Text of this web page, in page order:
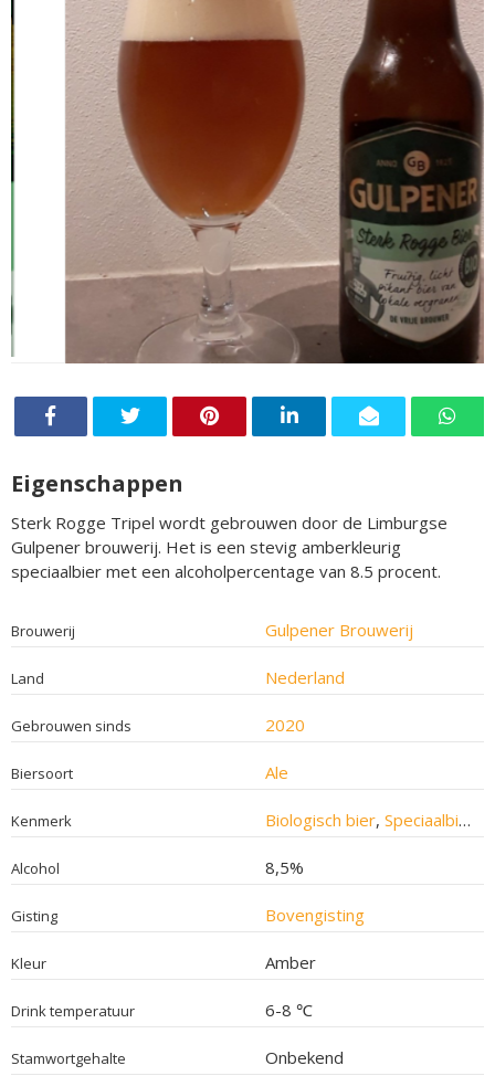
Eigenschappen
Sterk Rogge Tripel wordt gebrouwen door de Limburgse
Gulpener brouwerij. Het is een stevig amberkleurig
speciaalbier met een alcoholpercentage van 8.5 procent.
Brouwerij Gulpener Brouwerij
Land Nederland
Gebrouwen sinds 2020
Biersoort Ale
Kenmerk Biologisch bier, Speciaalbier
Alcohol 8,5%
Gisting Bovengisting
Kleur Amber
Drink temperatuur 6-8 ℃
Stamwortgehalte Onbekend